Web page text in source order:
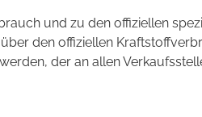
und zu den offiziellen
den offiziellen
der an allen